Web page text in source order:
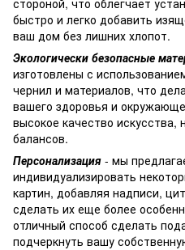
стороной, что облегчает
быстро и легко добавить
ваш дом без лишних хлопот.
Экологически безопасные
изготовлены с
чернил и материалов, что
вашего здоровья и
высокое качество
балансов.
Персонализация - мы
индивидуализировать
картин, добавляя надписи,
сделать их еще более
отличный способ сделать
подчеркнуть вашу